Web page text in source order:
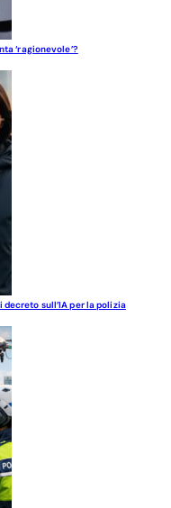
‘ragionevole’?
sull’IA per la polizia